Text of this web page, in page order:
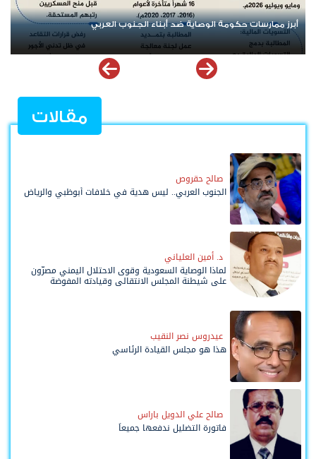
إرادة شعب الجنوب وقيادته رمز
مقالات
صالح حقروص
الجنوب العربي.. ليس هدية في خلافات أبوظبي والرياض
د. أمين العلياني
لماذا الوصاية السعودية وقوى الاحتلال اليمني مصرّون
على شيطنة المجلس الانتقالي وقيادته المفوضة
عيدروس نصر النقيب
هذا هو مجلس القيادة الرئاسي
صالح علي الدويل باراس
فاتورة التضليل ندفعها جميعاً